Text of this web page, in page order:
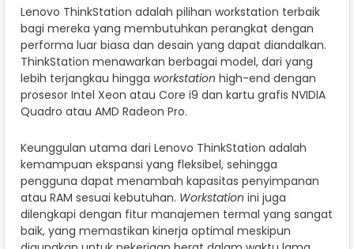
Lenovo ThinkStation adalah pilihan workstation terbaik
bagi mereka yang membutuhkan perangkat dengan
performa luar biasa dan desain yang dapat diandalkan.
ThinkStation menawarkan berbagai model, dari yang
lebih terjangkau hingga workstation high-end dengan
prosesor Intel Xeon atau Core i9 dan kartu grafis NVIDIA
Quadro atau AMD Radeon Pro.
Keunggulan utama dari Lenovo ThinkStation adalah
kemampuan ekspansi yang fleksibel, sehingga
pengguna dapat menambah kapasitas penyimpanan
atau RAM sesuai kebutuhan. Workstation ini juga
dilengkapi dengan fitur manajemen termal yang sangat
baik, yang memastikan kinerja optimal meskipun